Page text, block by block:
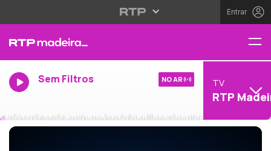
Entrar
Sem Filtros NO AR TV
RTP